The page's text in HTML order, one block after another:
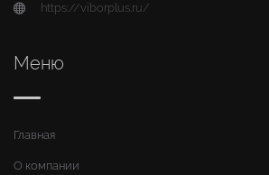
https://viborplus.ru/
Меню
Главная
О компании